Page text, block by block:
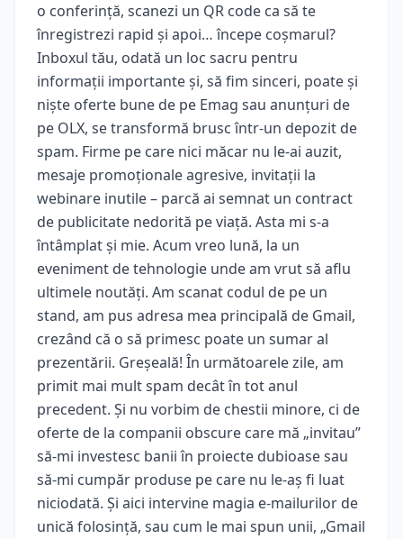
o conferință, scanezi un QR code ca să te
înregistrezi rapid și apoi… începe coșmarul?
Inboxul tău, odată un loc sacru pentru
informații importante și, să fim sinceri, poate și
niște oferte bune de pe Emag sau anunțuri de
pe OLX, se transformă brusc într-un depozit de
spam. Firme pe care nici măcar nu le-ai auzit,
mesaje promoționale agresive, invitații la
webinare inutile – parcă ai semnat un contract
de publicitate nedorită pe viață. Asta mi s-a
întâmplat și mie. Acum vreo lună, la un
eveniment de tehnologie unde am vrut să aflu
ultimele noutăți. Am scanat codul de pe un
stand, am pus adresa mea principală de Gmail,
crezând că o să primesc poate un sumar al
prezentării. Greșeală! În următoarele zile, am
primit mai mult spam decât în tot anul
precedent. Și nu vorbim de chestii minore, ci de
oferte de la companii obscure care mă „invitau”
să-mi investesc banii în proiecte dubioase sau
să-mi cumpăr produse pe care nu le-aș fi luat
niciodată. Și aici intervine magia e-mailurilor de
unică folosință, sau cum le mai spun unii, „Gmail